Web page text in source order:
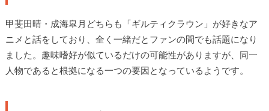
甲斐田晴・成海皐月どちらも「ギルティクラウン」が好きなア
ニメと話をしており、全く一緒だとファンの間でも話題になり
ました。趣味嗜好が似ているだけの可能性がありますが、同一
人物であると根拠になる一つの要因となっているようです。